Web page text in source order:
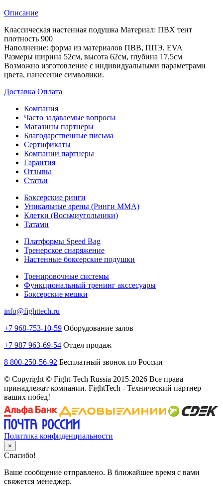
Описание
Классическая настенная подушка Материал: ПВХ тент
плотность 900
Наполнение: форма из материалов ПВВ, ППЭ, EVA
Размеры ширина 52см, высота 62см, глубина 17,5см
Возможно изготовление с индивидуальными параметрами
цвета, нанесение символики.
Доставка Оплата
Компания
Часто задаваемые вопросы
Магазины партнеры
Благодарственные письма
Сертификаты
Компании партнеры
Гарантия
Отзывы
Статьи
Боксерские ринги
Уникальные арены (Ринги ММА)
Клетки (Восьмиугольники)
Татами
Платформы Speed Bag
Тренерское снаряжение
Настенные боксерские подушки
Тренировочные системы
Функциональный тренинг акссесуары
Боксерские мешки
info@fighttech.ru
+7 968-753-10-59 Оборудование залов
+7 987 963-69-54 Отдел продаж
8 800-250-56-92 Бесплатный звонок по России
© Copyright © Fight-Tech Russia 2015-2026 Все права
принадлежат компании. FightTech - Технический партнер
ваших побед!
Политика конфиденциальности
×
Спасибо!
Ваше сообщение отправлено. В ближайшее время с вами
свяжется менеджер.